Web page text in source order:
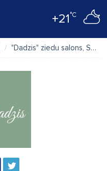
+21°C
"Dadzis" ziedu salons, SIA "Pegazs 7"